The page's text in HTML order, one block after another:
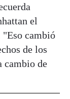
el
"Eso cambió
de los
cambio de